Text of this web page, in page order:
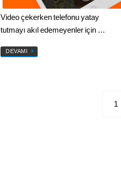
Video çekerken telefonu yatay
tutmayı akıl edemeyenler için …
DEVAMI
1